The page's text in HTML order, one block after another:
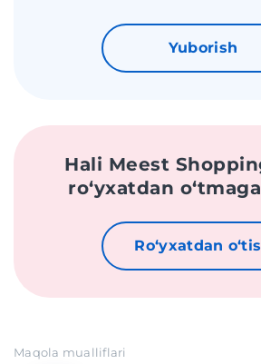
Yuborish
Hali Meest
roʻyxatdan
Roʻyxatdan
Maqola mualliflari